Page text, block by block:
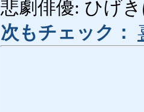
悲劇俳優: ひげき
次もチェック：